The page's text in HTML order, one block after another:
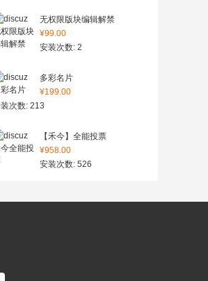
无权限版块编辑解禁
¥99.00
安装次数: 2
多彩名片
¥199.00
次数: 213
【禾今】全能投票
¥958.00
安装次数: 526